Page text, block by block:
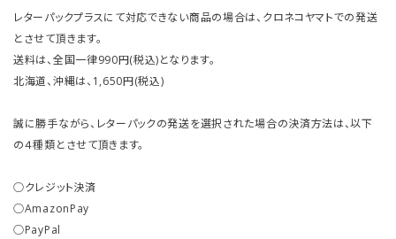
レターパックプラスにて対応できない商品の場合は、クロネコヤマトでの発送
とさせて頂きます。
送料は、全国一律990円(税込)となります。
北海道、沖縄は、1,650円(税込)
誠に勝手ながら、レターパックの発送を選択された場合の決済方法は、以下
の４種類とさせて頂きます。
○クレジット決済
○AmazonPay
○PayPal